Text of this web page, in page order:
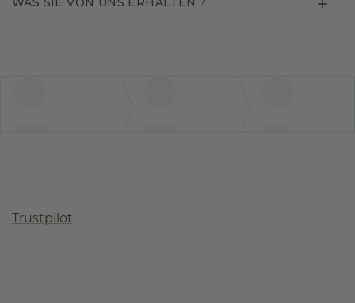
Trustpilot